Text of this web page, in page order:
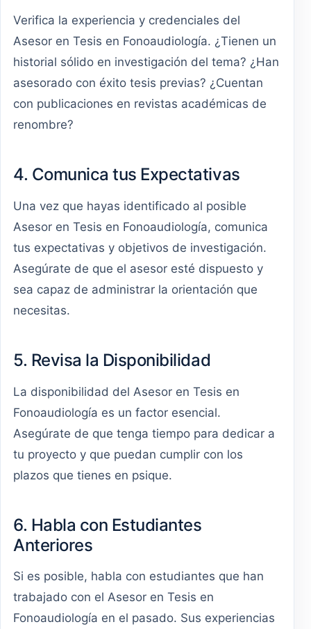
Verifica la experiencia y credenciales del
Asesor en Tesis en Fonoaudiología. ¿Tienen un
historial sólido en investigación del tema? ¿Han
asesorado con éxito tesis previas? ¿Cuentan
con publicaciones en revistas académicas de
renombre?
4. Comunica tus Expectativas
Una vez que hayas identificado al posible
Asesor en Tesis en Fonoaudiología, comunica
tus expectativas y objetivos de investigación.
Asegúrate de que el asesor esté dispuesto y
sea capaz de administrar la orientación que
necesitas.
5. Revisa la Disponibilidad
La disponibilidad del Asesor en Tesis en
Fonoaudiología es un factor esencial.
Asegúrate de que tenga tiempo para dedicar a
tu proyecto y que puedan cumplir con los
plazos que tienes en psique.
6. Habla con Estudiantes
Anteriores
Si es posible, habla con estudiantes que han
trabajado con el Asesor en Tesis en
Fonoaudiología en el pasado. Sus experiencias